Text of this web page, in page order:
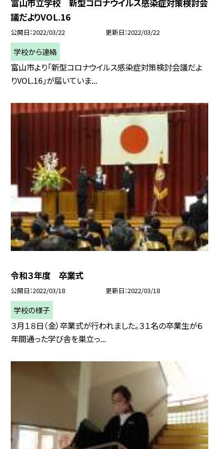
富山市立学校 新型コロナウイルス感染症対策検討会
議だよりVOL.16
公開日 2022/03/22 更新日 2022/03/22
学校から連絡
富山市より「新型コロナウイルス感染症対策検討会議だよ
りVOL.16」が届いていま...
令和３年度 卒業式
公開日 2022/03/18 更新日 2022/03/18
学校の様子
３月１８日（金）卒業式が行われました。３１名の卒業生が６
年間通った学び舎を巣立っ...